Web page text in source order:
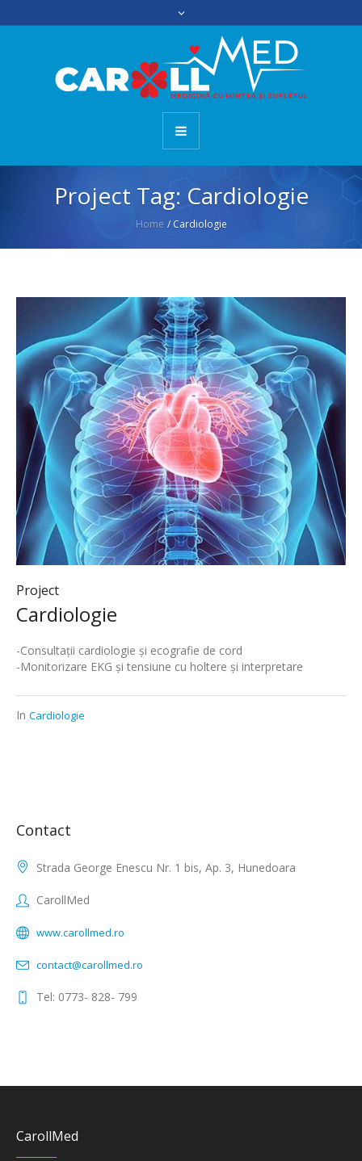
Project Tag: Cardiologie
Home / Cardiologie
Project
Cardiologie
-Consultații cardiologie și ecografie de cord
-Monitorizare EKG și tensiune cu holtere și interpretare
In Cardiologie
Contact
Strada George Enescu Nr. 1 bis, Ap. 3, Hunedoara
CarollMed
www.carollmed.ro
contact@carollmed.ro
Tel: 0773- 828- 799
CarollMed